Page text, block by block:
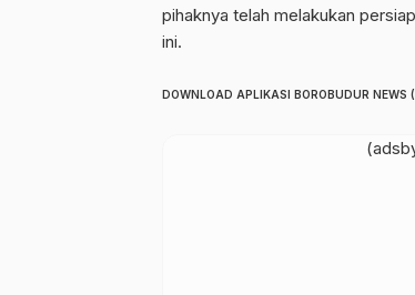
pihaknya telah melakukan
ini.
DOWNLOAD APLIKASI BOROBUDUR NEWS